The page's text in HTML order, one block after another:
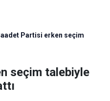
Partisi erken seçim
seçim talebiyle